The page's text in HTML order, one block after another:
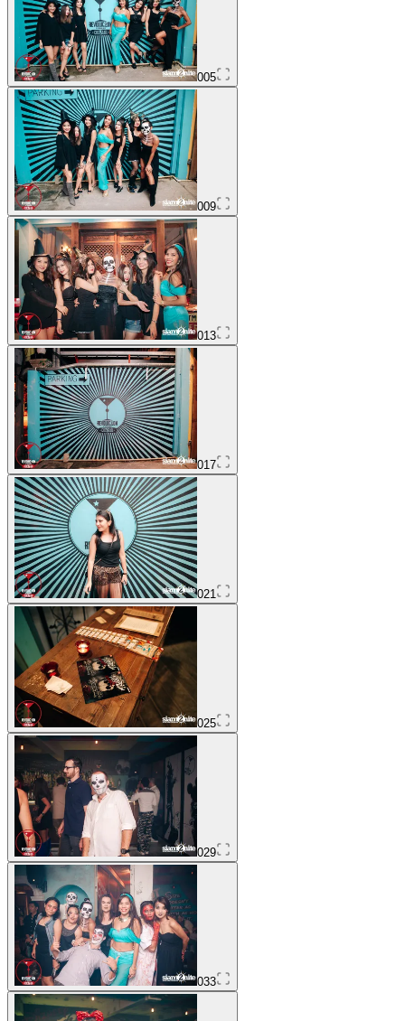
005
009
013
017
021
025
029
033